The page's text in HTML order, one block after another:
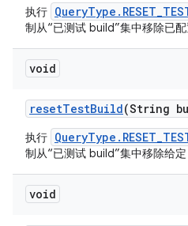
执行
制从“已测试 build”集中移除已配
void
resetTestBuild(String
执行
制从“已测试 build”集中移除给定
void